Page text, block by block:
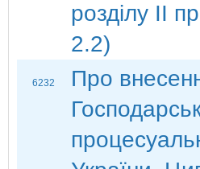
розділу ІІ
2.2)
6232
Про